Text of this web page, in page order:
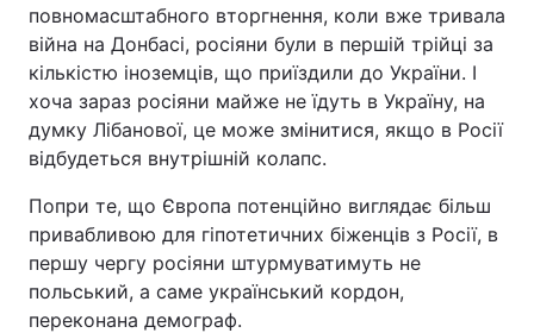
Цікавинки Погода
Регіони
Лонгріди
Відео з Youtube Статті
Інтерв'ю Думки
Архів
повномасштабного вторгнення, коли вже тривала
війна на Донбасі, росіяни були в першій трійці за
кількістю іноземців, що приїздили до України. І
хоча зараз росіяни майже не їдуть в Україну, на
думку Лібанової, це може змінитися, якщо в Росії
відбудеться внутрішній колапс.
Попри те, що Європа потенційно виглядає більш
привабливою для гіпотетичних біженців з Росії, в
першу чергу росіяни штурмуватимуть не
польський, а саме український кордон,
переконана демограф.